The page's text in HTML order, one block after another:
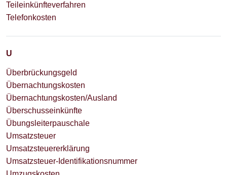
Teileinkünfteverfahren
Telefonkosten
U
Überbrückungsgeld
Übernachtungskosten
Übernachtungskosten/Ausland
Überschusseinkünfte
Übungsleiterpauschale
Umsatzsteuer
Umsatzsteuererklärung
Umsatzsteuer-Identifikationsnummer